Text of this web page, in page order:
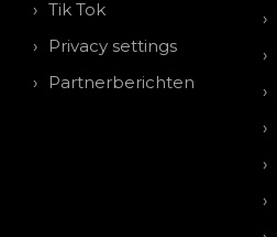
Tik Tok
Privacy settings
Partnerberichten